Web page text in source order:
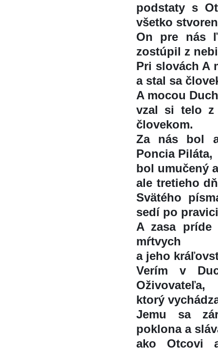
podstaty s
všetko
On pre nás
zostúpil z
Pri slovách A
a stal sa
A mocou
vzal si telo z
človekom.
Za nás bol
Poncia Piláta,
bol umučený
ale tretieho
Svätého
sedí po
A zasa
mŕtvych
a jeho
Verím v
Oživovateľa,
ktorý
Jemu sa
poklona a
ako Otcovi